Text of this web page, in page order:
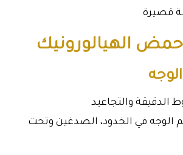
قصيرة
الهيالورونيك
الدقيقة والتجاعيد
الوجه في الخدود، الصدغين وتحت